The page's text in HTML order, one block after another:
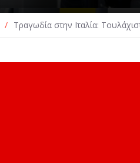
/ Τραγωδία στην Ιταλία: